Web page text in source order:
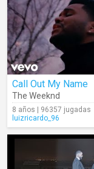
Call Out My Name
The Weeknd
8 años | 96357 jugadas
luizricardo_96